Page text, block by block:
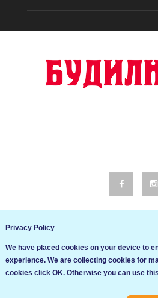
Общи условия
Privacy Policy
We have placed cookies on your device to
experience. We are collecting cookies for
cookies click OK. Otherwise you can use
Ние използваме бисквитки за да
продължите да посещавате този